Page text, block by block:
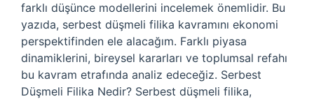
farklı düşünce modellerini incelemek önemlidir. Bu
yazıda, serbest düşmeli filika kavramını ekonomi
perspektifinden ele alacağım. Farklı piyasa
dinamiklerini, bireysel kararları ve toplumsal refahı
bu kavram etrafında analiz edeceğiz. Serbest
Düşmeli Filika Nedir? Serbest düşmeli filika,